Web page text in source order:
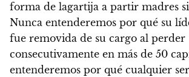
forma de lagartija a partir madres
Nunca entenderemos por qué su
fue removida de su cargo al perder
consecutivamente en más de 50
entenderemos por qué cualquier